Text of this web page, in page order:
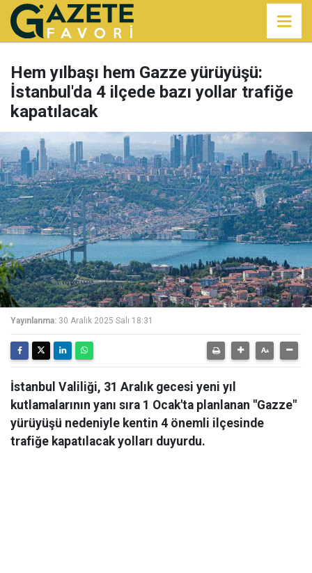
Hem yılbaşı hem Gazze yürüyüşü:
İstanbul'da 4 ilçede bazı yollar trafiğe
kapatılacak
Yayınlanma: 30 Aralık 2025 Salı 18:31
İstanbul Valiliği, 31 Aralık gecesi yeni yıl
kutlamalarının yanı sıra 1 Ocak'ta planlanan "Gazze"
yürüyüşü nedeniyle kentin 4 önemli ilçesinde
trafiğe kapatılacak yolları duyurdu.